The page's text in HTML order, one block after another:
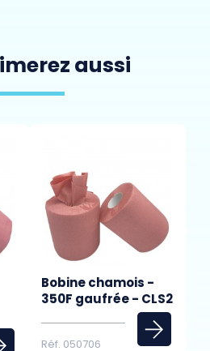
aussi
Bobine chamois -
350F gaufrée - CLS2
Réf. 050706